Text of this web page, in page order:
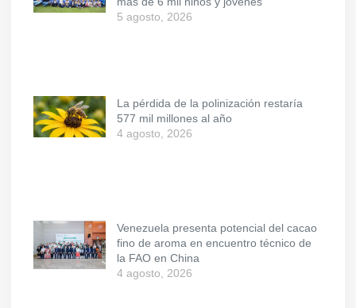
5 agosto, 2026
La pérdida de la polinización restaría
577 mil millones al año
4 agosto, 2026
Venezuela presenta potencial del cacao
fino de aroma en encuentro técnico de
la FAO en China
4 agosto, 2026